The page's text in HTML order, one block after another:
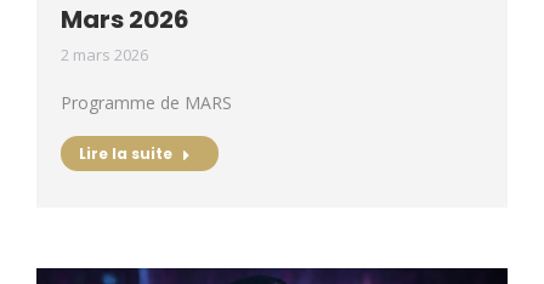
Mars 2026
2 mars 2026
Programme de MARS
Lire la suite